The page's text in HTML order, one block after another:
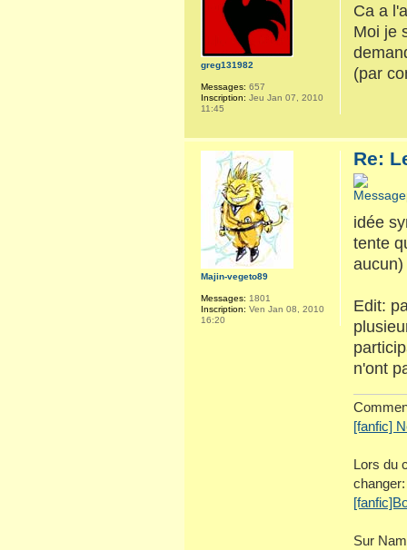
Ca a
Moi je
(par
greg131982
Messages: 657
Inscription: Jeu Jan 07, 2010
11:45
Re:
idée
tente
aucun)
Edit:
n'ont
[fanfic]
Lors du
changer:
Sur
Majin-vegeto89
Messages: 1801
Inscription: Ven Jan 08, 2010
16:20